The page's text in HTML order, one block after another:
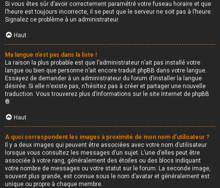
Si vous êtes sûr d’avoir correctement paramétré votre fuseau horaire et que
l’heure est toujours incorrecte, il se peut que le serveur ne soit pas à l’heure.
Signalez ce problème à un administrateur.
Haut
Ma langue n’est pas dans la liste !
La raison la plus probable est que l’administrateur n’ait pas installé votre
langue ou bien que personne n’ait encore traduit phpBB dans votre langue.
Essayez de demander à un administrateur du forum d’installer la langue
désirée. Si elle n’existe pas, n’hésitez pas à créer et partager une nouvelle
traduction. Vous trouverez plus d’informations sur le site Internet de phpBB
®.
Haut
A quoi correspondent les images à proximité de mon nom d’utilisateur ?
Il y a deux images qui peuvent être associées avec votre nom d’utilisateur
lorsque vous consultez les messages d’un sujet. L’une d’elles peut être
associée à votre rang, généralement des étoiles ou des blocs indiquant
votre nombre de messages ou votre statut sur le forum. La seconde image,
souvent plus grande, est connue sous le nom d’avatar et généralement est
unique ou propre à chaque membre.